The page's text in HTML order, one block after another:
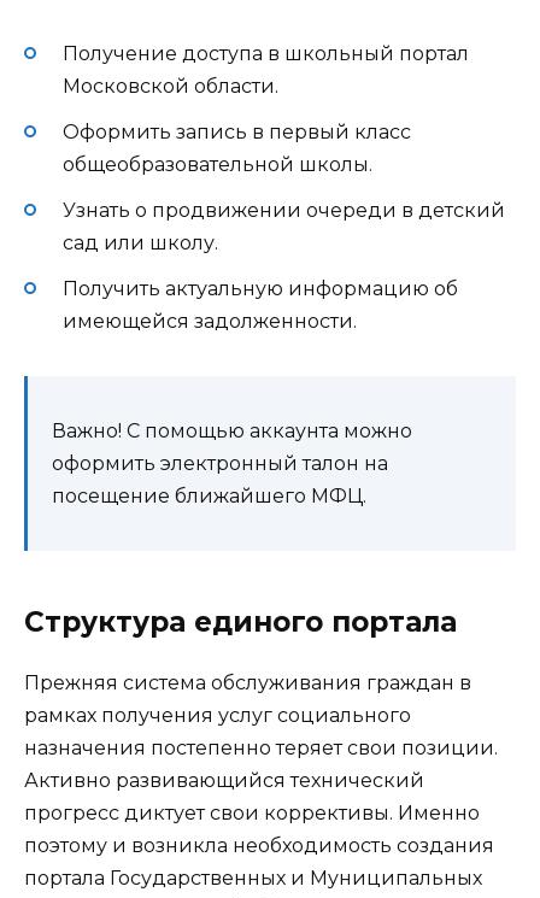
Получение доступа в школьный портал
Московской области.
Оформить запись в первый класс
общеобразовательной школы.
Узнать о продвижении очереди в детский
сад или школу.
Получить актуальную информацию об
имеющейся задолженности.
Важно! С помощью аккаунта можно
оформить электронный талон на
посещение ближайшего МФЦ.
Структура единого портала
Прежняя система обслуживания граждан в
рамках получения услуг социального
назначения постепенно теряет свои позиции.
Активно развивающийся технический
прогресс диктует свои коррективы. Именно
поэтому и возникла необходимость создания
портала Государственных и Муниципальных